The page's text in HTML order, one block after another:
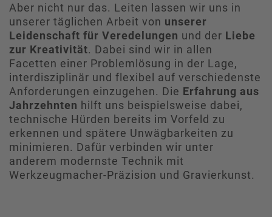
Aber nicht nur das. Leiten lassen wir uns in
unserer täglichen Arbeit von unserer
Leidenschaft für Veredelungen und der Liebe
zur Kreativität. Dabei sind wir in allen
Facetten einer Problemlösung in der Lage,
interdisziplinär und flexibel auf verschiedenste
Anforderungen einzugehen. Die Erfahrung aus
Jahrzehnten hilft uns beispielsweise dabei,
technische Hürden bereits im Vorfeld zu
erkennen und spätere Unwägbarkeiten zu
minimieren. Dafür verbinden wir unter
anderem modernste Technik mit
Werkzeugmacher-Präzision und Gravierkunst.